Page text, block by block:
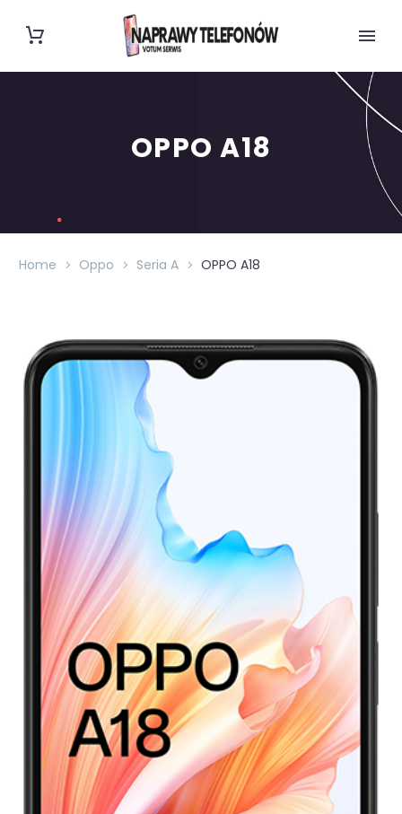
OPPO A18
Home Oppo Seria A OPPO A18